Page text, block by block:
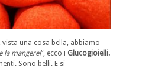
vista una cosa bella, abbiamo
la mangerei“, ecco i Glucogioielli.
Sono belli. E si